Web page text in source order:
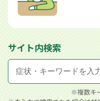
サイト内検索
※複数キ